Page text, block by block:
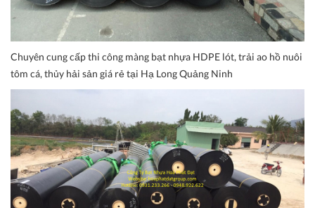
Chuyên cung cấp thi công màng bạt nhựa HDPE lót, trải ao hồ nuôi
tôm cá, thủy hải sản giá rẻ tại Hạ Long Quảng Ninh